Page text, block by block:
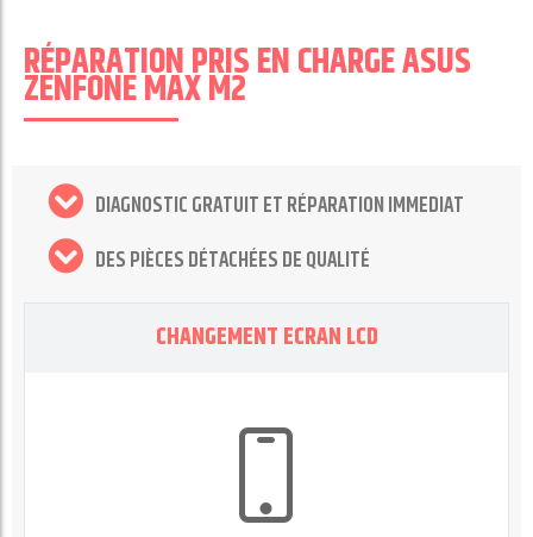
RÉPARATION PRIS EN CHARGE ASUS
ZENFONE MAX M2
DIAGNOSTIC GRATUIT ET RÉPARATION IMMEDIAT
DES PIÈCES DÉTACHÉES DE QUALITÉ
CHANGEMENT ECRAN LCD